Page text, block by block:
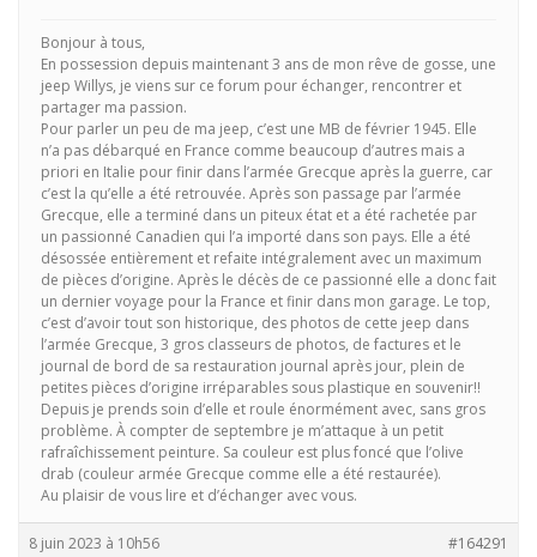
Bonjour à tous,
En possession depuis maintenant 3 ans de mon rêve de gosse, une
jeep Willys, je viens sur ce forum pour échanger, rencontrer et
partager ma passion.
Pour parler un peu de ma jeep, c’est une MB de février 1945. Elle
n’a pas débarqué en France comme beaucoup d’autres mais a
priori en Italie pour finir dans l’armée Grecque après la guerre, car
c’est la qu’elle a été retrouvée. Après son passage par l’armée
Grecque, elle a terminé dans un piteux état et a été rachetée par
un passionné Canadien qui l’a importé dans son pays. Elle a été
désossée entièrement et refaite intégralement avec un maximum
de pièces d’origine. Après le décès de ce passionné elle a donc fait
un dernier voyage pour la France et finir dans mon garage. Le top,
c’est d’avoir tout son historique, des photos de cette jeep dans
l’armée Grecque, 3 gros classeurs de photos, de factures et le
journal de bord de sa restauration journal après jour, plein de
petites pièces d’origine irréparables sous plastique en souvenir!!
Depuis je prends soin d’elle et roule énormément avec, sans gros
problème. À compter de septembre je m’attaque à un petit
rafraîchissement peinture. Sa couleur est plus foncé que l’olive
drab (couleur armée Grecque comme elle a été restaurée).
Au plaisir de vous lire et d’échanger avec vous.
8 juin 2023 à 10h56 #164291